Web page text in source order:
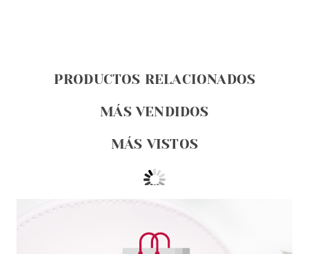
PRODUCTOS RELACIONADOS
MÁS VENDIDOS
MÁS VISTOS